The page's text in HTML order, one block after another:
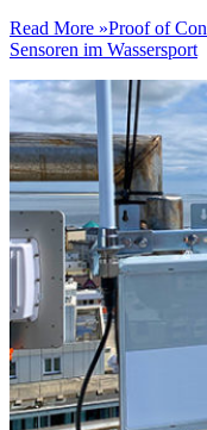
Read More »Proof of
Sensoren im Wassersport